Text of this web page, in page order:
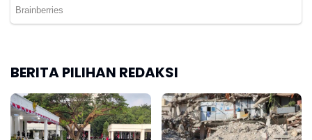
BERITA PILIHAN REDAKSI